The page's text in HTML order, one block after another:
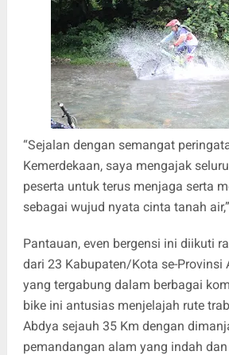
“Sejalan dengan semangat
Kemerdekaan, saya mengajak
peserta untuk terus menjaga serta
sebagai wujud nyata cinta tanah
Pantauan, even bergensi ini diikuti
dari 23 Kabupaten/Kota se-Provinsi
yang tergabung dalam berbagai
bike ini antusias menjelajah rute
Abdya sejauh 35 Km dengan
pemandangan alam yang indah